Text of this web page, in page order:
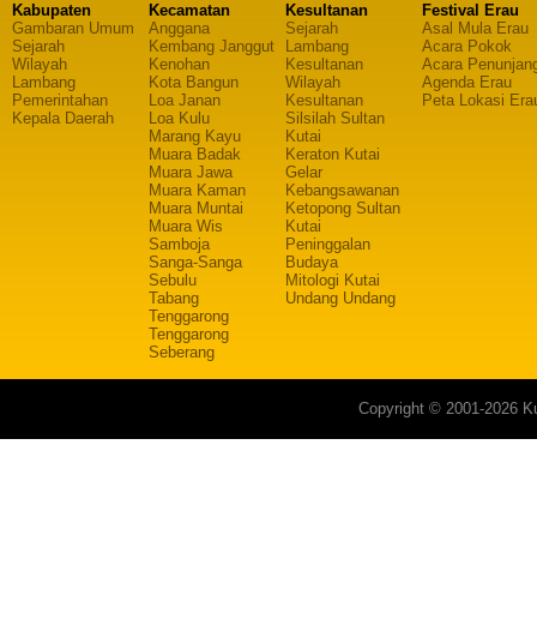
Kabupaten
Gambaran Umum
Sejarah
Wilayah
Lambang
Pemerintahan
Kepala Daerah
Kecamatan
Anggana
Kembang Janggut
Kenohan
Kota Bangun
Loa Janan
Loa Kulu
Marang Kayu
Muara Badak
Muara Jawa
Muara Kaman
Muara Muntai
Muara Wis
Samboja
Sanga-Sanga
Sebulu
Tabang
Tenggarong
Tenggarong
Seberang
Kesultanan
Sejarah
Lambang
Kesultanan
Wilayah
Kesultanan
Silsilah Sultan
Kutai
Keraton Kutai
Gelar
Kebangsawanan
Ketopong Sultan
Kutai
Peninggalan
Budaya
Mitologi Kutai
Undang Undang
Festival Erau
Asal Mula Erau
Acara Pokok
Acara
Agenda Erau
Peta Lokasi
Copyright © 2001-2026